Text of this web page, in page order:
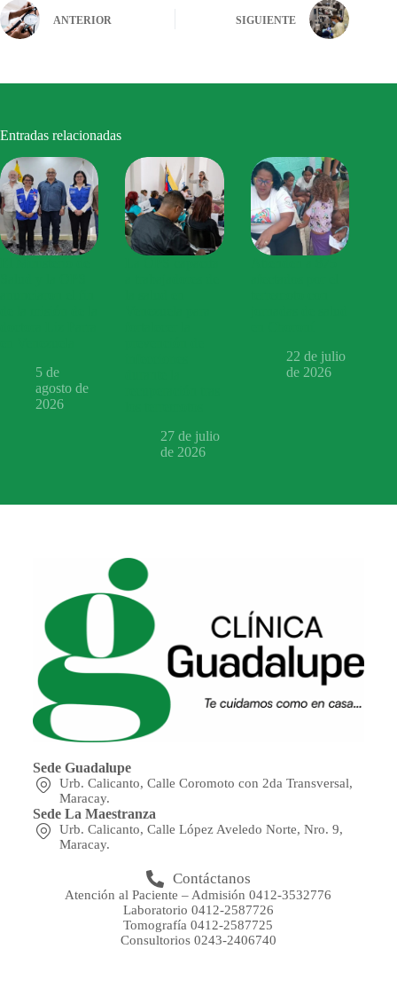
ANTERIOR SIGUIENTE
Entradas relacionadas
5 de
agosto de
2026
27 de julio
de 2026
22 de julio
de 2026
Sede Guadalupe
Urb. Calicanto, Calle Coromoto con 2da Transversal,
Maracay.
Sede La Maestranza
Urb. Calicanto, Calle López Aveledo Norte, Nro. 9,
Maracay.
Contáctanos
Atención al Paciente – Admisión 0412-3532776
Laboratorio 0412-2587726
Tomografía 0412-2587725
Consultorios 0243-2406740